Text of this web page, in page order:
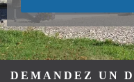
DEMANDEZ UN